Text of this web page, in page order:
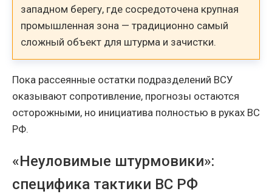
западном берегу, где сосредоточена крупная
промышленная зона — традиционно самый
сложный объект для штурма и зачистки.
Пока рассеянные остатки подразделений ВСУ
оказывают сопротивление, прогнозы остаются
осторожными, но инициатива полностью в руках ВС
РФ.
«Неуловимые штурмовики»:
специфика тактики ВС РФ